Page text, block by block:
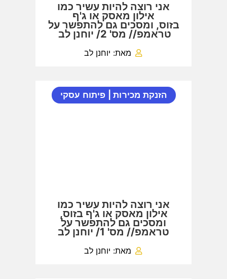
אני רוצה להיות עשיר כמו
אילון מאסק או ג'ף
בזוס, ומסכים גם להתפשר על
טראמפ// מס' 2/ יוחנן לב
מאת: יוחנן לב
הזנקת מכירות| פיתוח עסקי
אני רוצה להיות עשיר כמו
אילון מאסק או ג'ף בזוס,
ומסכים גם להתפשר על
טראמפ// מס' 1/ יוחנן לב
מאת: יוחנן לב